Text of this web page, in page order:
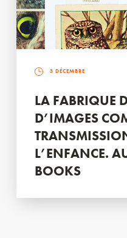
3 DÉCEMBRE
LA FABRIQUE
D’IMAGES
L’ENFANCE.
BOOKS